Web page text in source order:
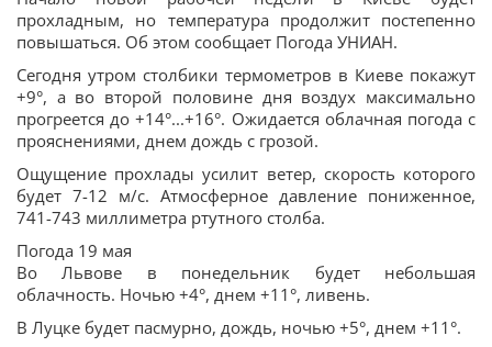
прохладным, но температура продолжит постепенно
повышаться. Об этом сообщает Погода УНИАН.
Сегодня утром столбики термометров в Киеве покажут
+9°, а во второй половине дня воздух максимально
прогреется до +14°...+16°. Ожидается облачная погода с
прояснениями, днем дождь с грозой.
Ощущение прохлады усилит ветер, скорость которого
будет 7-12 м/с. Атмосферное давление пониженное,
741-743 миллиметра ртутного столба.
Погода 19 мая
Во Львове в понедельник будет небольшая
облачность. Ночью +4°, днем +11°, ливень.
В Луцке будет пасмурно, дождь, ночью +5°, днем +11°.